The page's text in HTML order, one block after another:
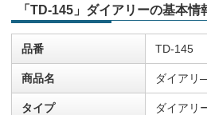
「TD-145」ダイアリーの基本情
品番 TD-145
商品名 ダイア
タイプ ダイアリ